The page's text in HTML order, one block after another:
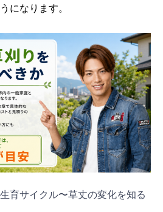
になります。
育サイクル〜草丈の変化を知る